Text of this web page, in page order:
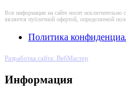
Вся информация на сайте носит
является публичной офертой, определяемой
Политика
Разработка сайта: ВебМастер
Информация